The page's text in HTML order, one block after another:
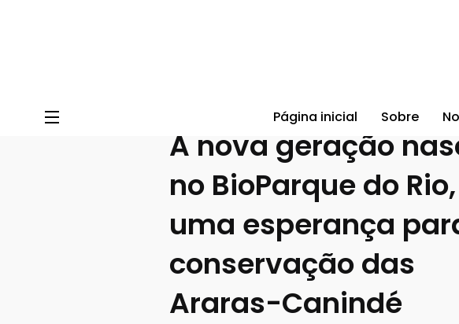
Página inicial Sobre
A nova geração nascida
A nova geração
no BioParque do Rio,
uma esperança
conservação das
Araras-Canindé